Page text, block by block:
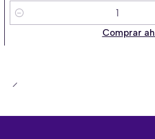
Cantidad
Comprar